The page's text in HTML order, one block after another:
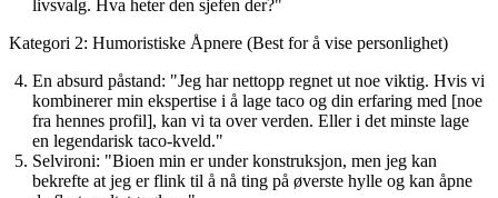
livsvalg. Hva heter den sjefen der?"
Kategori 2: Humoristiske Åpnere (Best for å vise personlighet)
En absurd påstand: "Jeg har nettopp regnet ut noe viktig. Hvis vi
kombinerer min ekspertise i å lage taco og din erfaring med [noe
fra hennes profil], kan vi ta over verden. Eller i det minste lage
en legendarisk taco-kveld."
Selvironi: "Bioen min er under konstruksjon, men jeg kan
bekrefte at jeg er flink til å nå ting på øverste hylle og kan åpne